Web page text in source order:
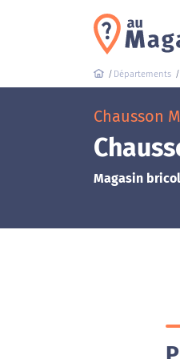
Départements
Chausson
Magasin